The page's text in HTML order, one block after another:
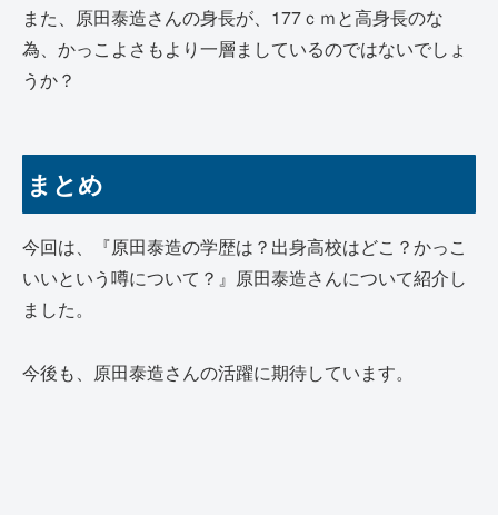
また、原田泰造さんの身長が、177ｃｍと高身長のな
為、かっこよさもより一層ましているのではないでしょ
うか？
まとめ
今回は、『原田泰造の学歴は？出身高校はどこ？かっこ
いいという噂について？』原田泰造さんについて紹介し
ました。
今後も、原田泰造さんの活躍に期待しています。